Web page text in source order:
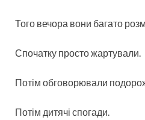
Того вечора вони багато
Спочатку просто жартували.
Потім обговорювали
Потім дитячі спогади.